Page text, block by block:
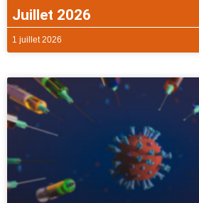
Juillet 2026
1 juillet 2026